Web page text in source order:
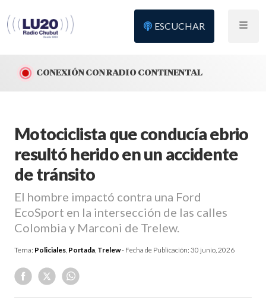
ESCUCHAR
CONEXIÓN CON RADIO CONTINENTAL
Motociclista que conducía ebrio
resultó herido en un accidente
de tránsito
El hombre impactó contra una Ford
EcoSport en la intersección de las calles
Colombia y Marconi de Trelew.
Tema: Policiales, Portada, Trelew- Fecha de Publicación: 30 junio, 2026